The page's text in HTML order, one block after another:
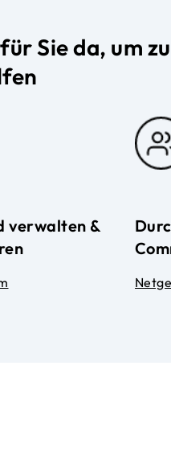
Sie da, um zu
verwalten &